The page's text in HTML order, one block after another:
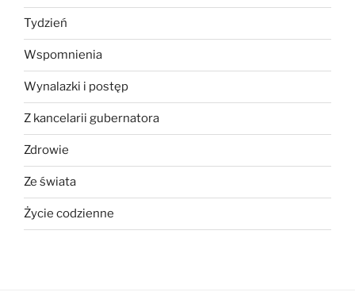
Tydzień
Wspomnienia
Wynalazki i postęp
Z kancelarii gubernatora
Zdrowie
Ze świata
Życie codzienne